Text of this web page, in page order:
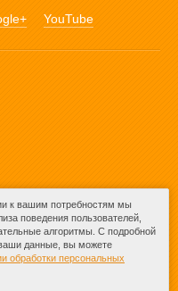
YouTube
к вашим потребностям мы
поведения пользователей,
алгоритмы. С подробной
данные, вы можете
обработки персональных